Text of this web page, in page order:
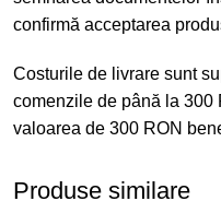
confirmă acceptarea
Costurile de livrare sunt
comenzile de până la 300
valoarea de 300 RON
Produse similare